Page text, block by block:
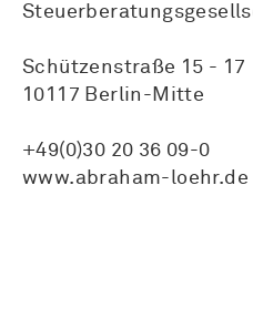
Schützenstraße 15 - 17
10117 Berlin-Mitte
+49(0)30 20 36 09-0
www.abraham-loehr.de